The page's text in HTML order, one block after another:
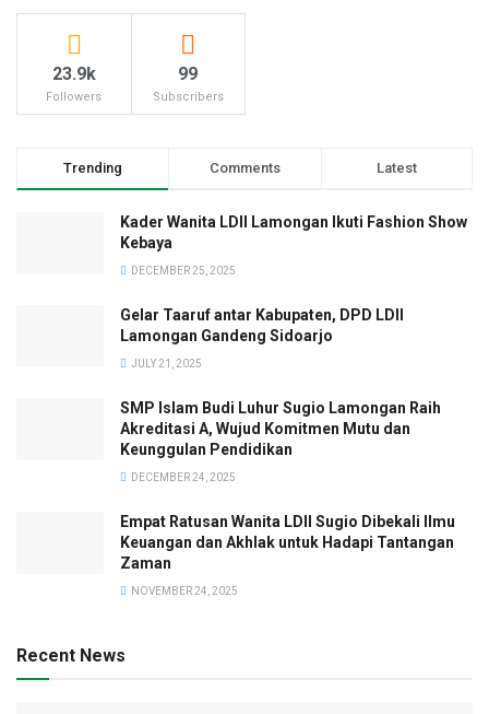
23.9k
Followers
99
Subscribers
Trending Comments Latest
Kader Wanita LDII Lamongan Ikuti Fashion Show
Kebaya
DECEMBER 25, 2025
Gelar Taaruf antar Kabupaten, DPD LDII
Lamongan Gandeng Sidoarjo
JULY 21, 2025
SMP Islam Budi Luhur Sugio Lamongan Raih
Akreditasi A, Wujud Komitmen Mutu dan
Keunggulan Pendidikan
DECEMBER 24, 2025
Empat Ratusan Wanita LDII Sugio Dibekali Ilmu
Keuangan dan Akhlak untuk Hadapi Tantangan
Zaman
NOVEMBER 24, 2025
Recent News